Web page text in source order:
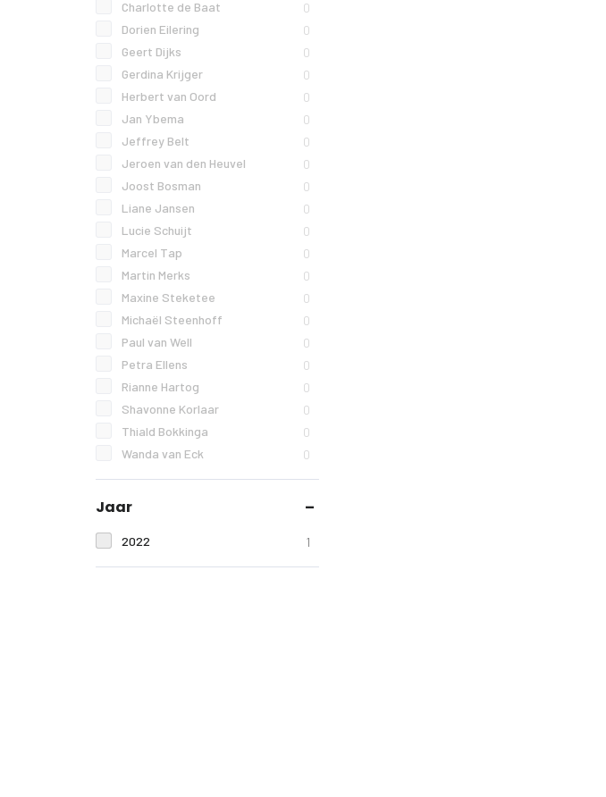
Charlotte de Baat 0
Dorien Eilering 0
Geert Dijks 0
Gerdina Krijger 0
Herbert van Oord 0
Jan Ybema 0
Jeffrey Belt 0
Jeroen van den Heuvel 0
Joost Bosman 0
Liane Jansen 0
Lucie Schuijt 0
Marcel Tap 0
Martin Merks 0
Maxine Steketee 0
Michaël Steenhoff 0
Paul van Well 0
Petra Ellens 0
Rianne Hartog 0
Shavonne Korlaar 0
Thiald Bokkinga 0
Wanda van Eck 0
Jaar
2022 1